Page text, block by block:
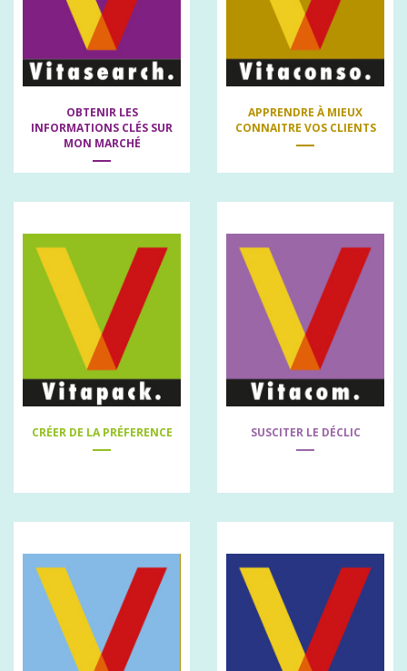
OBTENIR LES
INFORMATIONS CLÉS SUR
MON MARCHÉ
APPRENDRE À MIEUX
CONNAITRE VOS CLIENTS
CRÉER DE LA PRÉFERENCE SUSCITER LE DÉCLIC